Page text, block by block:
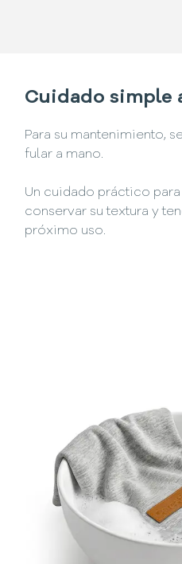
Cuidado simple
Para su mantenimiento,
fular a mano.
Un cuidado práctico
conservar su textura y
próximo uso.